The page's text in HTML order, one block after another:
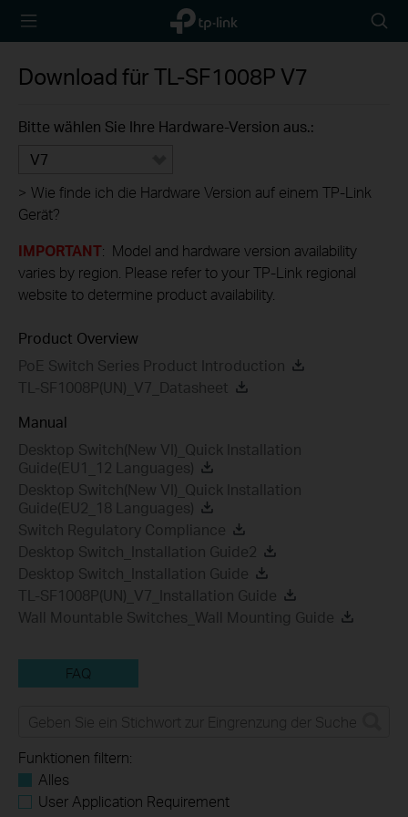
TP-Link,
Reliably
icon
Download fürTL-SF1008P V7
Bitte wählen Sie Ihre Hardware-Version aus.:
V7
> Wie finde ich die Hardware Version auf einem TP-Link
Gerät?
IMPORTANT: Model and hardware version availability
varies by region. Please refer to your TP-Link regional
website to determine product availability.
Product Overview
PoE Switch Series Product Introduction
TL-SF1008P(UN)_V7_Datasheet
Manual
Desktop Switch(New VI)_Quick Installation
Guide(EU1_12 Languages)
Desktop Switch(New VI)_Quick Installation
Guide(EU2_18 Languages)
Switch Regulatory Compliance
Desktop Switch_Installation Guide2
Desktop Switch_Installation Guide
TL-SF1008P(UN)_V7_Installation Guide
Wall Mountable Switches_Wall Mounting Guide
FAQ
Funktionen filtern:
Alles
User Application Requirement